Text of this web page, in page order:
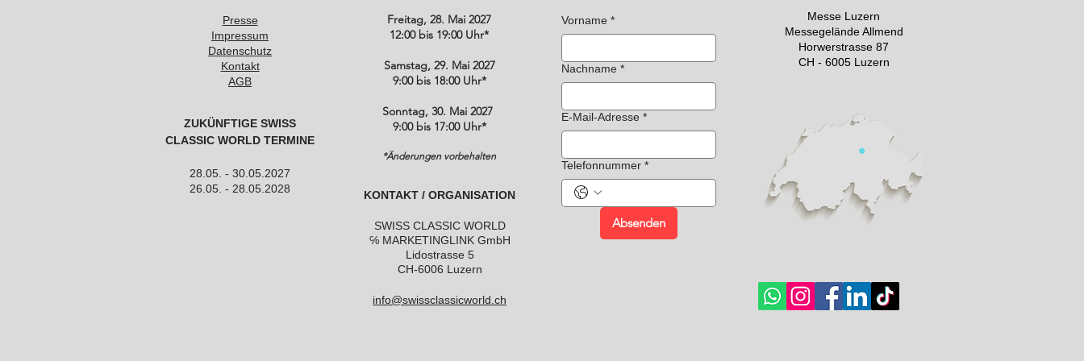
Presse
Impressum
Datenschutz
Kontakt
AGB
ZUKÜNFTIGE SWISS
CLASSIC WORLD TERMINE
28.05. - 30.05.2027
26.05. - 28.05.2028
Freitag, 28. Mai 2027
12:00 bis 19:00 Uhr*
Samstag, 29. Mai 2027
9:00 bis 18:00 Uhr*
Sonntag, 30. Mai 2027
9:00 bis 17:00 Uhr*
*Änderungen vorbehalten
KONTAKT / ORGANISATION
SWISS CLASSIC WORLD
℅ MARKETINGLINK GmbH
Lidostrasse 5
CH-6006 Luzern
info@swissclassicworld.ch
Vorname *
Nachname *
E-Mail-Adresse *
Telefonnummer *
Absenden
Messe Luzern
Messegelände Allmend
Horwerstrasse 87
CH - 6005 Luzern